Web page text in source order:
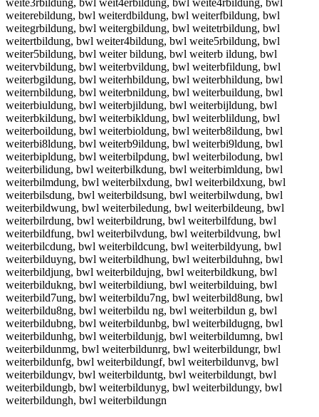
weite3rbildung, bwl weit4erbildung, bwl weite4rbildung, bwl
weiterebildung, bwl weiterdbildung, bwl weiterfbildung, bwl
weitegrbildung, bwl weitergbildung, bwl weitetrbildung, bwl
weitertbildung, bwl weiter4bildung, bwl weite5rbildung, bwl
weiter5bildung, bwl weiter bildung, bwl weiterb ildung, bwl
weitervbildung, bwl weiterbvildung, bwl weiterbfildung, bwl
weiterbgildung, bwl weiterhbildung, bwl weiterbhildung, bwl
weiternbildung, bwl weiterbnildung, bwl weiterbuildung, bwl
weiterbiuldung, bwl weiterbjildung, bwl weiterbijldung, bwl
weiterbkildung, bwl weiterbikldung, bwl weiterblildung, bwl
weiterboildung, bwl weiterbioldung, bwl weiterb8ildung, bwl
weiterbi8ldung, bwl weiterb9ildung, bwl weiterbi9ldung, bwl
weiterbipldung, bwl weiterbilpdung, bwl weiterbilodung, bwl
weiterbilidung, bwl weiterbilkdung, bwl weiterbimldung, bwl
weiterbilmdung, bwl weiterbilxdung, bwl weiterbildxung, bwl
weiterbilsdung, bwl weiterbildsung, bwl weiterbilwdung, bwl
weiterbildwung, bwl weiterbiledung, bwl weiterbildeung, bwl
weiterbilrdung, bwl weiterbildrung, bwl weiterbilfdung, bwl
weiterbildfung, bwl weiterbilvdung, bwl weiterbildvung, bwl
weiterbilcdung, bwl weiterbildcung, bwl weiterbildyung, bwl
weiterbilduyng, bwl weiterbildhung, bwl weiterbilduhng, bwl
weiterbildjung, bwl weiterbildujng, bwl weiterbildkung, bwl
weiterbildukng, bwl weiterbildiung, bwl weiterbilduing, bwl
weiterbild7ung, bwl weiterbildu7ng, bwl weiterbild8ung, bwl
weiterbildu8ng, bwl weiterbildu ng, bwl weiterbildun g, bwl
weiterbildubng, bwl weiterbildunbg, bwl weiterbildugng, bwl
weiterbildunhg, bwl weiterbildunjg, bwl weiterbildumng, bwl
weiterbildunmg, bwl weiterbildunrg, bwl weiterbildungr, bwl
weiterbildunfg, bwl weiterbildungf, bwl weiterbildunvg, bwl
weiterbildungv, bwl weiterbilduntg, bwl weiterbildungt, bwl
weiterbildungb, bwl weiterbildunyg, bwl weiterbildungy, bwl
weiterbildungh, bwl weiterbildungn